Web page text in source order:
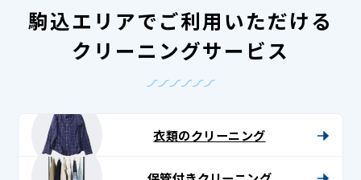
駒込エリアでご利用いただける
クリーニングサービス
衣類のクリーニング